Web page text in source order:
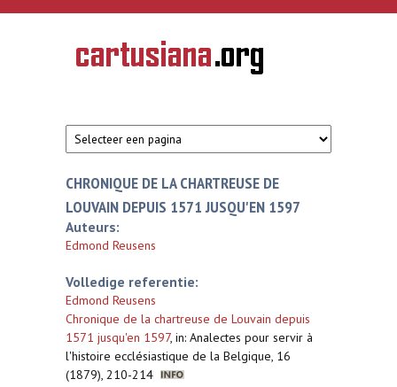
Overslaan en naar de inhoud gaan
CARTUSIANA
Geschiedenis
van de
CHRONIQUE DE LA CHARTREUSE DE
LOUVAIN DEPUIS 1571 JUSQU'EN 1597
Auteurs:
Edmond Reusens
Volledige referentie:
Edmond Reusens
Chronique de la chartreuse de Louvain depuis
1571 jusqu'en 1597, in: Analectes pour servir à
l'histoire ecclésiastique de la Belgique, 16
(1879), 210-214